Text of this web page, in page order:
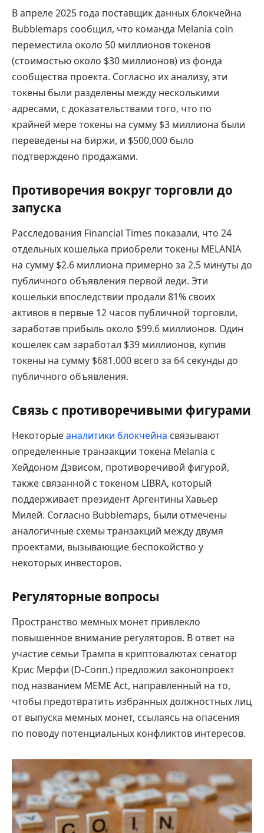
В апреле 2025 года поставщик данных блокчейна
Bubblemaps сообщил, что команда Melania coin
переместила около 50 миллионов токенов
(стоимостью около $30 миллионов) из фонда
сообщества проекта. Согласно их анализу, эти
токены были разделены между несколькими
адресами, с доказательствами того, что по
крайней мере токены на сумму $3 миллиона были
переведены на биржи, и $500,000 было
подтверждено продажами.
Противоречия вокруг торговли до
запуска
Расследования Financial Times показали, что 24
отдельных кошелька приобрели токены MELANIA
на сумму $2.6 миллиона примерно за 2.5 минуты до
публичного объявления первой леди. Эти
кошельки впоследствии продали 81% своих
активов в первые 12 часов публичной торговли,
заработав прибыль около $99.6 миллионов. Один
кошелек сам заработал $39 миллионов, купив
токены на сумму $681,000 всего за 64 секунды до
публичного объявления.
Связь с противоречивыми фигурами
Некоторыеаналитики блокчейна связывают
определенные транзакции токена Melania с
Хейдоном Дэвисом, противоречивой фигурой,
также связанной с токеном LIBRA, который
поддерживает президент Аргентины Хавьер
Милей. Согласно Bubblemaps, были отмечены
аналогичные схемы транзакций между двумя
проектами, вызывающие беспокойство у
некоторых инвесторов.
Регуляторные вопросы
Пространство мемных монет привлекло
повышенное внимание регуляторов. В ответ на
участие семьи Трампа в криптовалютах сенатор
Крис Мерфи (D-Conn.) предложил законопроект
под названием MEME Act, направленный на то,
чтобы предотвратить избранных должностных лиц
от выпуска мемных монет, ссылаясь на опасения
по поводу потенциальных конфликтов интересов.